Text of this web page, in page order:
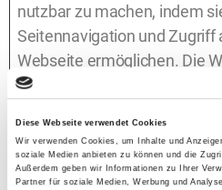
Diese Webseite verwendet Cookies
Wir verwenden Cookies, um Inhalte und
soziale Medien anbieten zu können und die
Außerdem geben wir Informationen zu Ihrer
Partner für soziale Medien, Werbung und
nutzbar zu machen, indem
Seitennavigation und Zugriff
Webseite ermöglichen. Die
diese Cookies nicht richtig
Name Anbieter
CookieCo
nsent
Cookiebot